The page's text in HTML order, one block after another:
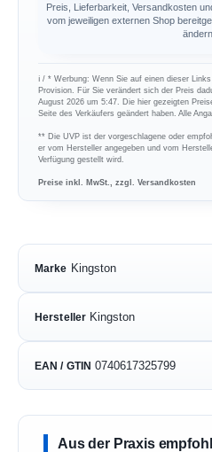
Preis, Lieferbarkeit, Versandkosten
vom jeweiligen externen Shop
ändern.
ℹ︎ / * Werbung: Wenn Sie auf einen dieser
Provision. Für Sie verändert sich der Preis
August 2026 um 5:47. Die hier gezeigten
Seite des Verkäufers geändert haben. Alle
** Die UVP ist der vorgeschlagene oder
er vom Hersteller angegeben und vom
Verfügung gestellt wird.
Preise inkl. MwSt., zzgl. Versandkosten
Marke Kingston
Hersteller Kingston
EAN / GTIN 0740617325799
Aus der Praxis